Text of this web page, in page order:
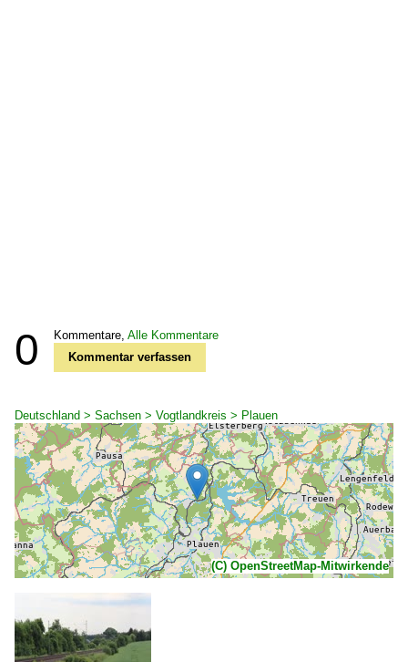
0 Kommentare, Alle Kommentare
Kommentar verfassen
Deutschland > Sachsen > Vogtlandkreis > Plauen
(C) OpenStreetMap-Mitwirkende